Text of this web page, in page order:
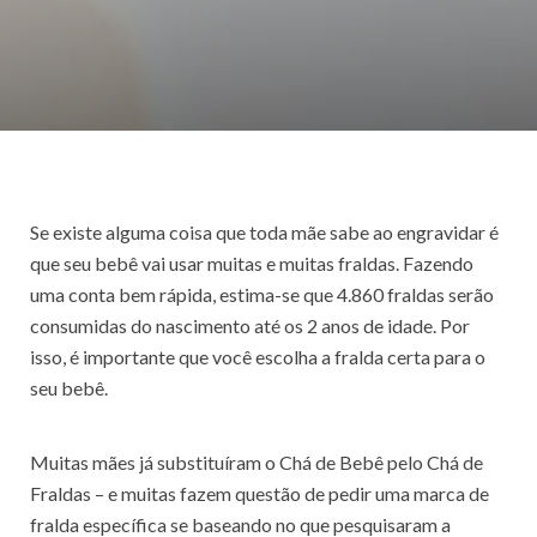
Se existe alguma coisa que toda mãe sabe ao engravidar é
que seu bebê vai usar muitas e muitas fraldas. Fazendo
uma conta bem rápida, estima-se que 4.860 fraldas serão
consumidas do nascimento até os 2 anos de idade. Por
isso, é importante que você escolha a fralda certa para o
seu bebê.
Muitas mães já substituíram o Chá de Bebê pelo Chá de
Fraldas – e muitas fazem questão de pedir uma marca de
fralda específica se baseando no que pesquisaram a